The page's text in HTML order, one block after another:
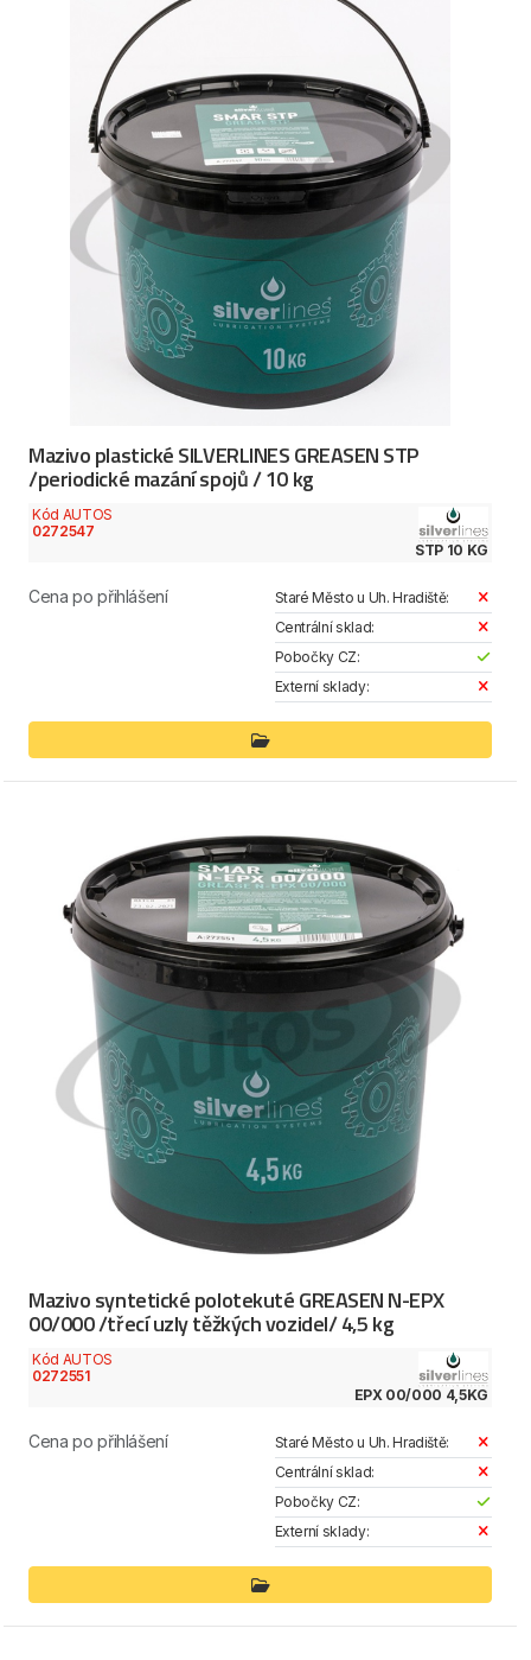
Mazivo plastické SILVERLINES GREASEN STP
/periodické mazání spojů / 10 kg
Kód AUTOS
0272547
STP 10 KG
Cena po přihlášení
Staré Město u Uh. Hradiště:
Centrální sklad:
Pobočky CZ:
Externí sklady:
Mazivo syntetické polotekuté GREASEN N-EPX
00/000 /třecí uzly těžkých vozidel/ 4,5 kg
Kód AUTOS
0272551
EPX 00/000 4,5KG
Cena po přihlášení
Staré Město u Uh. Hradiště:
Centrální sklad:
Pobočky CZ:
Externí sklady: